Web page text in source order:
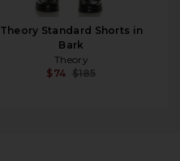
Theory Standard Shorts in
Bark
Theory
$74 $185